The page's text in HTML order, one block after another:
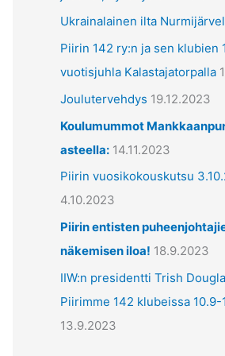
Ukrainalainen ilta
Piirin 142 ry:n ja sen klubien
vuotisjuhla Kalastajatorpalla
Joulutervehdys 19.12.2023
Koulumummot
asteella: 14.11.2023
Piirin vuosikokouskutsu
4.10.2023
Piirin entisten
näkemisen iloa! 18.9.2023
IIW:n presidentti Trish
Piirimme 142 klubeissa 10.9-
13.9.2023